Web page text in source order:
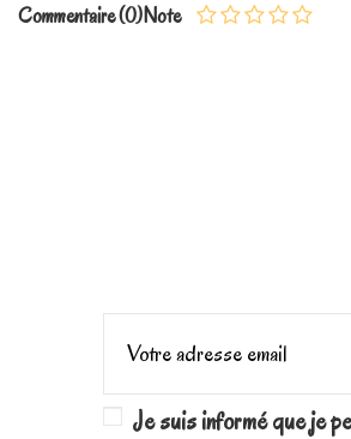
Note
Commentaire (0)
Je suis informé que je